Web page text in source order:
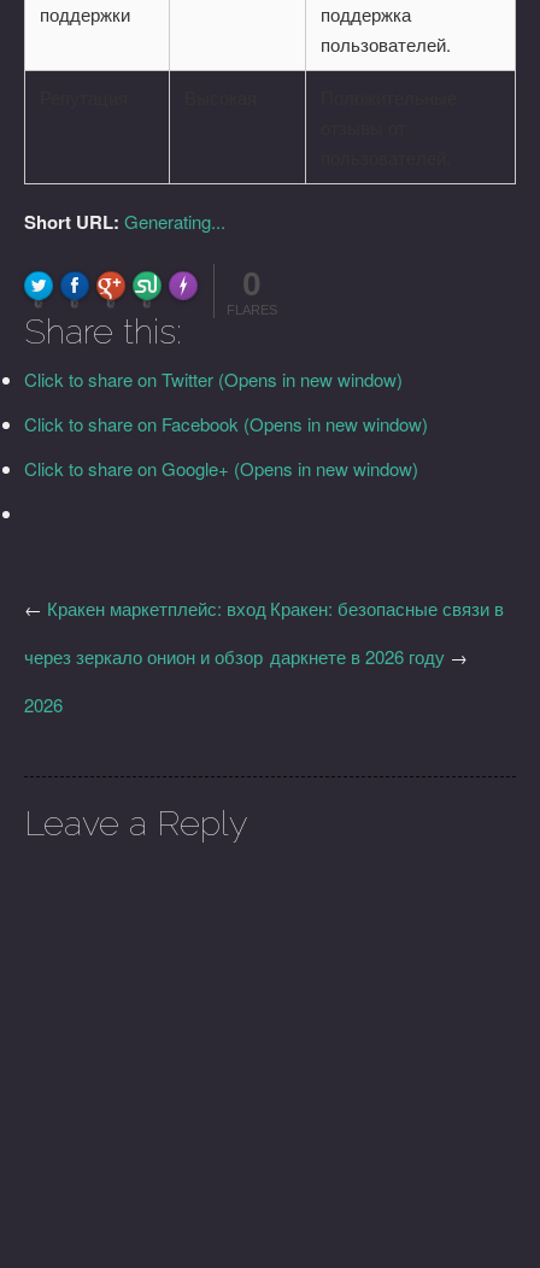
поддержки
поддержка
пользователей.
Short URL: Generating...
0 0 0 0
Made with FLARE
0
FLARES
Share this:
Click to share on Twitter (Opens in new window)
Click to share on Facebook (Opens in new window)
Click to share on Google+ (Opens in new window)
Кракен: безопасные связи в
даркнете в 2026 году →
← Кракен маркетплейс: вход
через зеркало онион и обзор
2026
Leave a Reply